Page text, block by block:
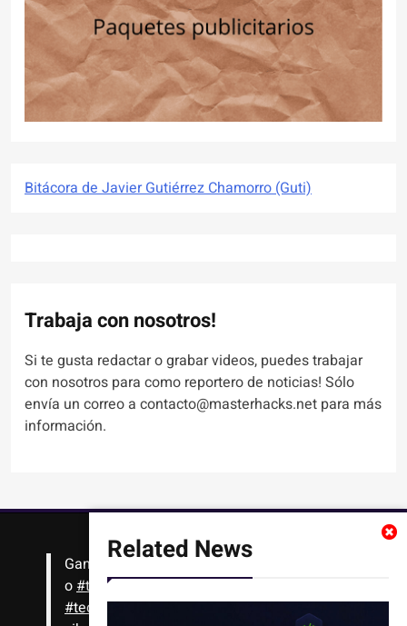
Related News
Bitácora de Javier Gutiérrez Chamorro (Guti)
Trabaja con nosotros!
Si te gusta redactar o grabar videos, puedes trabajar
con nosotros para como reportero de noticias! Sólo
envía un correo a contacto@masterhacks.net para más
información.
Gana #Bitcoin solo con leer artículos, noticias
o#tutoriales
#tecnología,#criptomonedas, seguridad